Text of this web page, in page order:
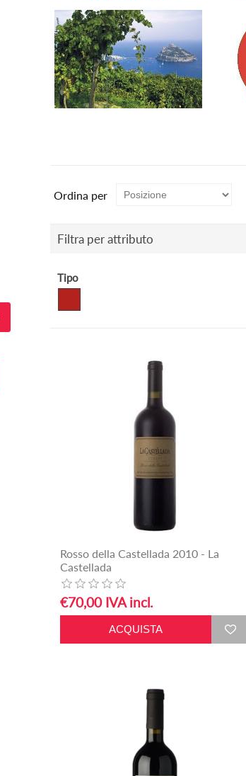
Ordina per
Filtra per attributo
Tipo
Rosso della Castellada 2010 - La
Castellada
€70,00 IVA incl.